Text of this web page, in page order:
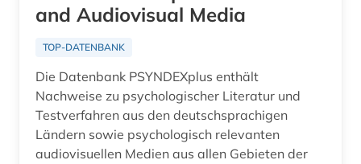
pflegepraxis (2)
pharmazie (4)
philosophie (9)
philosophy of mind (1)
and Audiovisual Media
TOP-DATENBANK
Die Datenbank PSYNDEXplus enthält
Nachweise zu psychologischer Literatur und
Testverfahren aus den deutschsprachigen
Ländern sowie psychologisch relevanten
audiovisuellen Medien aus allen Gebieten der